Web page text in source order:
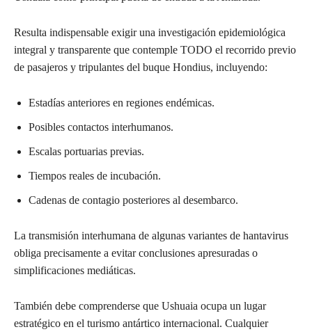
Resulta indispensable exigir una investigación epidemiológica
integral y transparente que contemple TODO el recorrido previo
de pasajeros y tripulantes del buque Hondius, incluyendo:
Estadías anteriores en regiones endémicas.
Posibles contactos interhumanos.
Escalas portuarias previas.
Tiempos reales de incubación.
Cadenas de contagio posteriores al desembarco.
La transmisión interhumana de algunas variantes de hantavirus
obliga precisamente a evitar conclusiones apresuradas o
simplificaciones mediáticas.
También debe comprenderse que Ushuaia ocupa un lugar
estratégico en el turismo antártico internacional. Cualquier